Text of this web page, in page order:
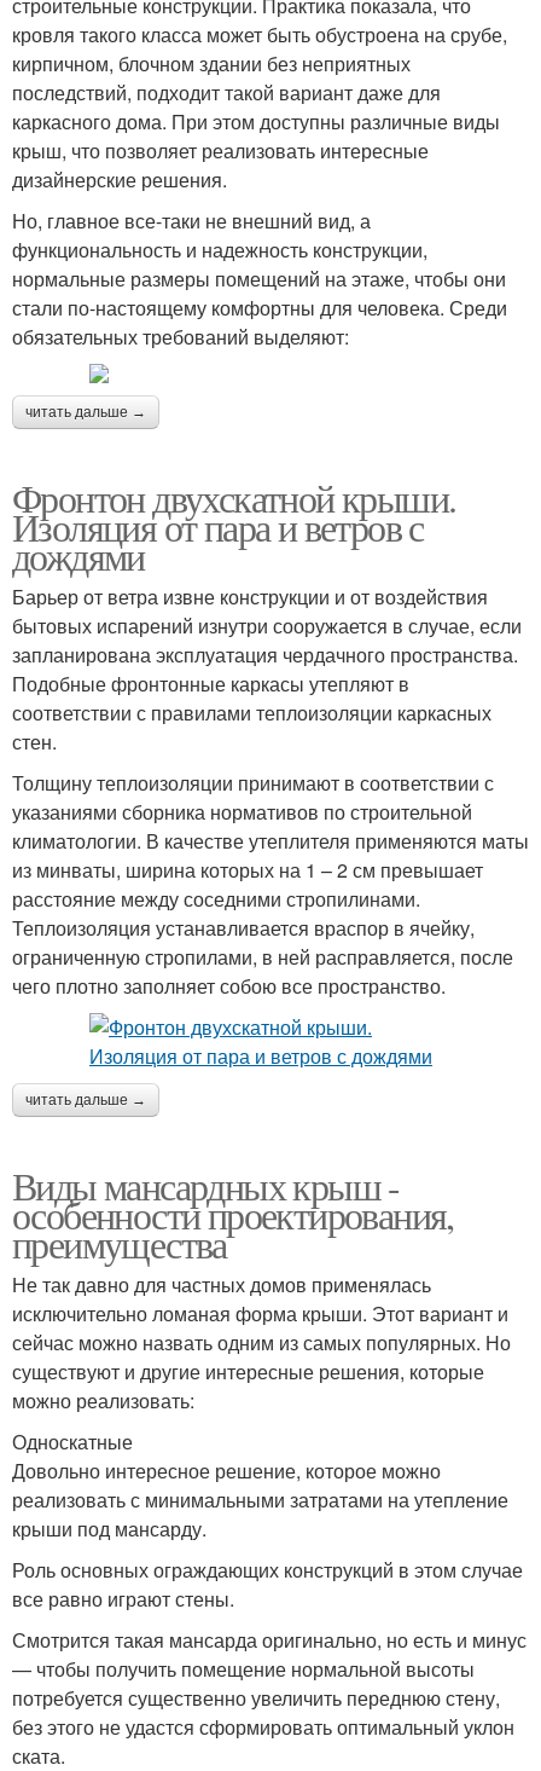
кровля такого класса может быть обустроена на срубе,
кирпичном, блочном здании без неприятных
последствий, подходит такой вариант даже для
каркасного дома. При этом доступны различные виды
крыш, что позволяет реализовать интересные
дизайнерские решения.
Но, главное все-таки не внешний вид, а
функциональность и надежность конструкции,
нормальные размеры помещений на этаже, чтобы они
стали по-настоящему комфортны для человека. Среди
обязательных требований выделяют:
читать дальше →
Фронтон двухскатной крыши.
Изоляция от пара и ветров с
дождями
Барьер от ветра извне конструкции и от воздействия
бытовых испарений изнутри сооружается в случае, если
запланирована эксплуатация чердачного пространства.
Подобные фронтонные каркасы утепляют в
соответствии с правилами теплоизоляции каркасных
стен.
Толщину теплоизоляции принимают в соответствии с
указаниями сборника нормативов по строительной
климатологии. В качестве утеплителя применяются маты
из минваты, ширина которых на 1 – 2 см превышает
расстояние между соседними стропилинами.
Теплоизоляция устанавливается враспор в ячейку,
ограниченную стропилами, в ней расправляется, после
чего плотно заполняет собою все пространство.
читать дальше →
Виды мансардных крыш -
особенности проектирования,
преимущества
Не так давно для частных домов применялась
исключительно ломаная форма крыши. Этот вариант и
сейчас можно назвать одним из самых популярных. Но
существуют и другие интересные решения, которые
можно реализовать:
Односкатные
Довольно интересное решение, которое можно
реализовать с минимальными затратами на утепление
крыши под мансарду.
Роль основных ограждающих конструкций в этом случае
все равно играют стены.
Смотрится такая мансарда оригинально, но есть и минус
— чтобы получить помещение нормальной высоты
потребуется существенно увеличить переднюю стену,
без этого не удастся сформировать оптимальный уклон
ската.